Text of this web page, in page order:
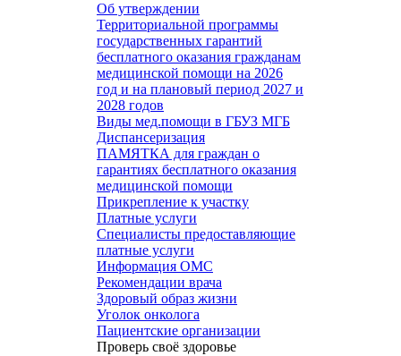
Об утверждении
Территориальной программы
государственных гарантий
бесплатного оказания гражданам
медицинской помощи на 2026
год и на плановый период 2027 и
2028 годов
Виды мед.помощи в ГБУЗ МГБ
Диспансеризация
ПАМЯТКА для граждан о
гарантиях бесплатного оказания
медицинской помощи
Прикрепление к участку
Платные услуги
Специалисты предоставляющие
платные услуги
Информация ОМС
Рекомендации врача
Здоровый образ жизни
Уголок онколога
Пациентские организации
Проверь своё здоровье